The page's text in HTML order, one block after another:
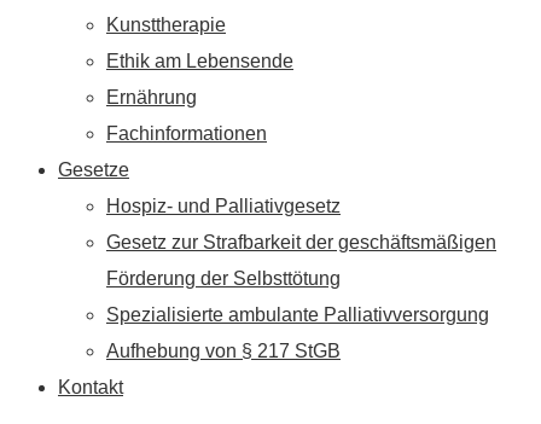
Kunsttherapie
Ethik am Lebensende
Ernährung
Fachinformationen
Gesetze
Hospiz- und Palliativgesetz
Gesetz zur Strafbarkeit der geschäftsmäßigen
Förderung der Selbsttötung
Spezialisierte ambulante Palliativversorgung
Aufhebung von § 217 StGB
Kontakt